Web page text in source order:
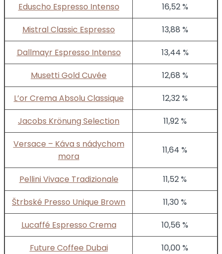
Eduscho Espresso Intenso
16,52 %
Mistral Classic Espresso
13,88 %
Dallmayr Espresso Intenso
13,44 %
Musetti Gold Cuvée
12,68 %
L’or Crema Absolu Classique
12,32 %
Jacobs Krönung Selection
11,92 %
Versace – Káva s nádychom
mora
11,64 %
Pellini Vivace Tradizionale
11,52 %
Štrbské Presso Unique Brown
11,30 %
Lucaffé Espresso Crema
10,56 %
Future Coffee Dubai
10,00 %